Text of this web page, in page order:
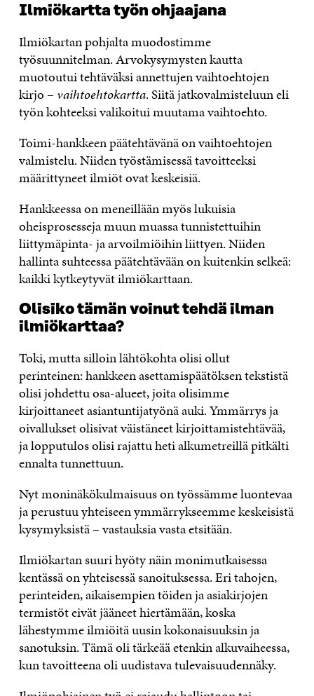
Ilmiökartta työn ohjaajana
Ilmiökartan pohjalta muodostimme
työsuunnitelman. Arvokysymysten kautta
muotoutui tehtäväksi annettujen vaihtoehtojen
kirjo – vaihtoehtokartta. Siitä jatkovalmisteluun eli
työn kohteeksi valikoitui muutama vaihtoehto.
Toimi-hankkeen päätehtävänä on vaihtoehtojen
valmistelu. Niiden työstämisessä tavoitteeksi
määrittyneet ilmiöt ovat keskeisiä.
Hankkeessa on meneillään myös lukuisia
oheisprosesseja muun muassa tunnistettuihin
liittymäpinta- ja arvoilmiöihin liittyen. Niiden
hallinta suhteessa päätehtävään on kuitenkin selkeä:
kaikki kytkeytyvät ilmiökarttaan.
Olisiko tämän voinut tehdä ilman
ilmiökarttaa?
Toki, mutta silloin lähtökohta olisi ollut
perinteinen: hankkeen asettamispäätöksen tekstistä
olisi johdettu osa-alueet, joita olisimme
kirjoittaneet asiantuntijatyönä auki. Ymmärrys ja
oivallukset olisivat väistäneet kirjoittamistehtävää,
ja lopputulos olisi rajattu heti alkumetreillä pitkälti
ennalta tunnettuun.
Nyt moninäkökulmaisuus on työssämme luontevaa
ja perustuu yhteiseen ymmärrykseemme keskeisistä
kysymyksistä – vastauksia vasta etsitään.
Ilmiökartan suuri hyöty näin monimutkaisessa
kentässä on yhteisessä sanoituksessa. Eri tahojen,
perinteiden, aikaisempien töiden ja asiakirjojen
termistöt eivät jääneet hiertämään, koska
lähestymme ilmiöitä uusin kokonaisuuksin ja
sanotuksin. Tämä oli tärkeää etenkin alkuvaiheessa,
kun tavoitteena oli uudistava tulevaisuudennäky.